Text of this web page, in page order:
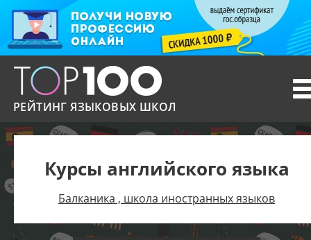
РЕЙТИНГ ЯЗЫКОВЫХ ШКОЛ
Курсы английского языка
Балканика , школа иностранных языков